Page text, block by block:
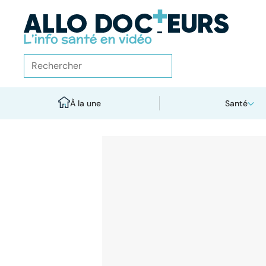
À la une Santé